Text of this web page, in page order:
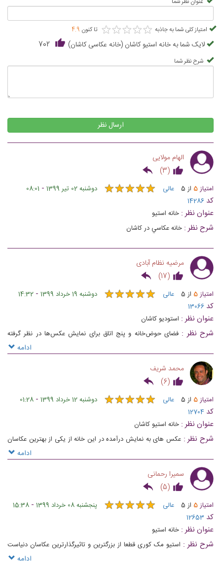
امتیاز کلی شما به جاذبه ★★★★★
★★★★★ تا کنون 4.9
لایک شما به خانه استیو کاشان (خانه عکاسی کاشان) 702
شرح نظر شما
ارسال نظر
الهام مولایی
(
3
)
امتیاز5 از 5 عالی ★★★★★
★★★★★ دوشنبه 02 تیر 1399 -
08:01
کد 14286
عنوان نظر : خانه استيو
شرح نظر : خانه عكاسي در كاشان
مرضیه نظام آبادی
(
17
)
امتیاز5 از 5 عالی ★★★★★
★★★★★ دوشنبه 19 خرداد 1399 -
14:32
کد 13066
عنوان نظر : استودیو کاشان
شرح نظر : فضای حوض‌خانه و پنج اتاق برای نمایش عکس‌ها در نظر گرفته
شده، فضای مناسبی برای نمایش عکس‌های زیبا دارد. در وسط حیاط خانه استیو
می‌توانید در کنار آن استراحت کرد . 👏🏻
ادامه
محمد شریف
(
6
)
امتیاز5 از 5 عالی ★★★★★
★★★★★ دوشنبه 12 خرداد 1399 -
01:28
کد 12704
عنوان نظر : خانه استیو کاشان
شرح نظر : عکس های به نمایش درآمده در این خانه از یکی از بهترین عکاسان
هست و واقعا محیط لذت بخش برای علاقه مندان به عکاسی و توریست ها و
ادامه
سمیرا رحمانی
(
5
)
امتیاز5 از 5 عالی ★★★★★
★★★★★ پنجشنبه 08 خرداد 1399 -
15:38
کد 12653
عنوان نظر : خانه استیو
شرح نظر : استیو مک کوری قطعا از بزرگترین و تاثیرگذارترین عکاسان دنیاست
که همیشه آثارش جز برترینها بوده و هست. ایده خانه استیو در کاشان به نظرم
ادامه